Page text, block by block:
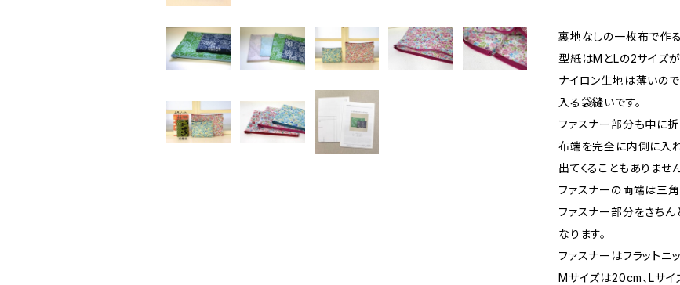
裏地なしの一枚布で作る
型紙はMとLの2サイズが
ナイロン生地は薄いの
入る袋縫いです。
ファスナー部分も中に折
布端を完全に内側に入
出てくることもありません
ファスナーの両端は三
ファスナー部分をきち
なります。
ファスナーはフラットニ
Mサイズは20cm、Lサイ